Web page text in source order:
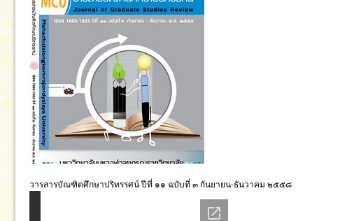
วารสารบัณฑิตศึกษาปริทรรศน์ ปีที่ ๑๑ ฉบับที่ ๓ กันยายน-ธันวาคม ๒๕๕๘